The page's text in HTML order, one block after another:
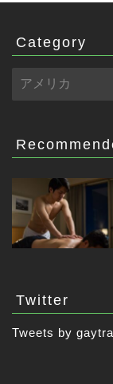
Category
Twitter
Tweets by